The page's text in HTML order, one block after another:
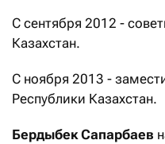
С сентября 2012 -
Казахстан.
С ноября 2013 -
Республики Казахстан.
Бердыбек Сапарбаев